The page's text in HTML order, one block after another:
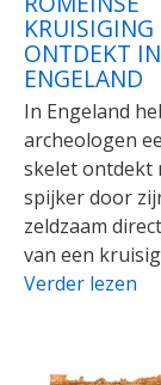
KRUISIGING
ONTDEKT IN
ENGELAND
In Engeland
archeologen
skelet ontdekt
spijker door
zeldzaam
van een
Verder lezen